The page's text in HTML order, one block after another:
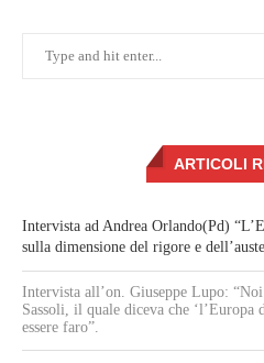
ARTICOLI
Intervista ad Andrea Orlando(Pd)
sulla dimensione del rigore e
Intervista all’on. Giuseppe Lupo:
Sassoli, il quale diceva che ‘l’Europa
essere faro”.